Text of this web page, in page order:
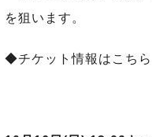
を狙います。
◆チケット情報はこち